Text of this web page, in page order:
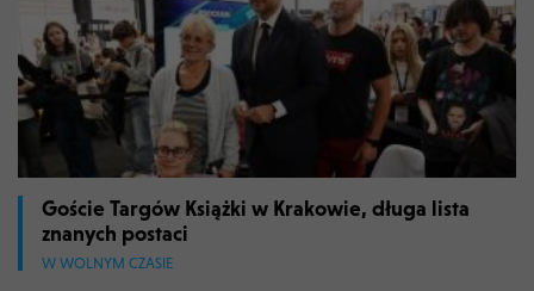
Goście Targów Książki w Krakowie, długa lista
znanych postaci
W WOLNYM CZASIE